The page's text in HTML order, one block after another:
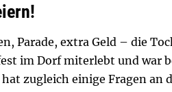
Parade, extra Geld – die
im Dorf miterlebt und war
zugleich einige Fragen an